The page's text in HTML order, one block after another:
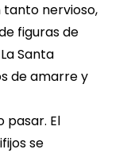
tanto nervioso,
figuras de
Santa
de amarre y
pasar. El
se